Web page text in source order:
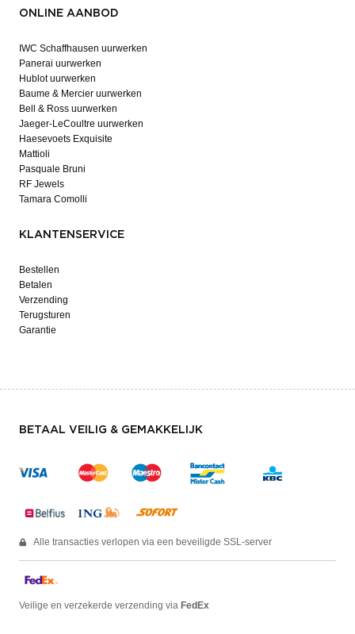
ONLINE AANBOD
IWC Schaffhausen uurwerken
Panerai uurwerken
Hublot uurwerken
Baume & Mercier uurwerken
Bell & Ross uurwerken
Jaeger-LeCoultre uurwerken
Haesevoets Exquisite
Mattioli
Pasquale Bruni
RF Jewels
Tamara Comolli
KLANTENSERVICE
Bestellen
Betalen
Verzending
Terugsturen
Garantie
BETAAL VEILIG & GEMAKKELIJK
Alle transacties verlopen via een beveiligde SSL-server
Veilige en verzekerde verzending via FedEx